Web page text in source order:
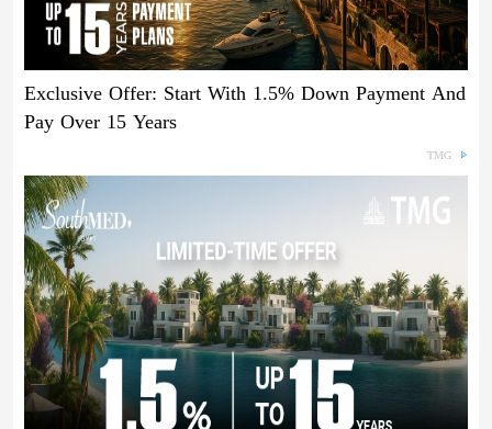
Exclusive Offer: Start With 1.5% Down Payment And
Pay Over 15 Years
TMG